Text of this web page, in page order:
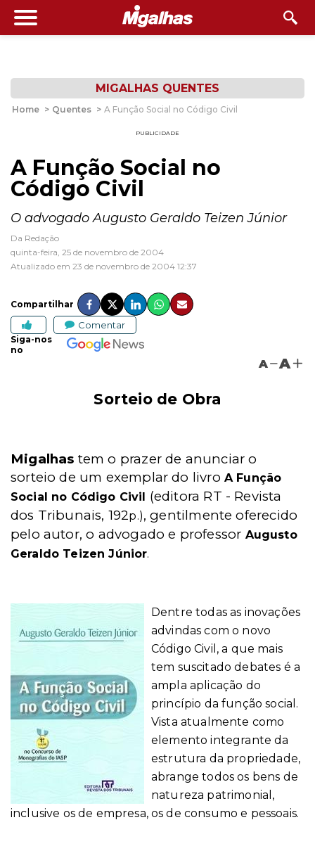
MIGALHAS QUENTES
Home > Quentes > A Função Social no Código Civil
PUBLICIDADE
A Função Social no
Código Civil
O advogado Augusto Geraldo Teizen Júnior
Da Redação
quinta-feira, 25 de novembro de 2004
Atualizado em 23 de novembro de 2004 12:37
Compartilhar
Comentar
Siga-nos
no
A A
Sorteio de Obra
Migalhas tem o prazer de anunciar o
sorteio de um exemplar do livro A Função
Social no Código Civil (editora RT - Revista
dos Tribunais, 192p.), gentilmente oferecido
pelo autor, o advogado e professor Augusto
Geraldo Teizen Júnior.
Dentre todas as inovações
advindas com o novo
Código Civil, a que mais
tem suscitado debates é a
ampla aplicação do
princípio da função social.
Vista atualmente como
elemento integrante da
estrutura da propriedade,
abrange todos os bens de
natureza patrimonial,
inclusive os de empresa, os de consumo e pessoais.